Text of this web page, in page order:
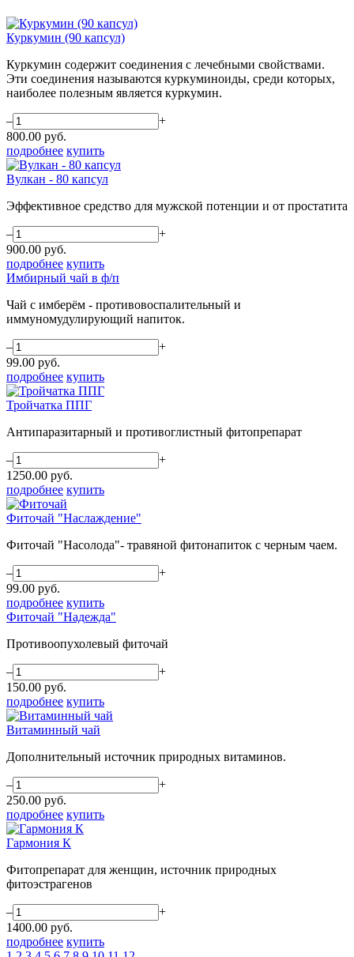
Куркумин (90 капсул)
Куркумин содержит соединения с лечебными свойствами.
Эти соединения называются куркуминоиды, среди которых,
наиболее полезным является куркумин.
–
+
800.00 руб.
подробнее купить
Вулкан - 80 капсул
Эффективное средство для мужской потенции и от простатита
–
+
900.00 руб.
подробнее купить
Имбирный чай в ф/п
Чай с имберём - противовоспалительный и
иммуномудулирующий напиток.
–
+
99.00 руб.
подробнее купить
Тройчатка ППГ
Антипаразитарный и противоглистный фитопрепарат
–
+
1250.00 руб.
подробнее купить
Фиточай "Наслаждение"
Фиточай "Насолода"- травяной фитонапиток с черным чаем.
–
+
99.00 руб.
подробнее купить
Фиточай "Надежда"
Противоопухолевый фиточай
–
+
150.00 руб.
подробнее купить
Витаминный чай
Дополнительный источник природных витаминов.
–
+
250.00 руб.
подробнее купить
Гармония К
Фитопрепарат для женщин, источник природных
фитоэстрагенов
–
+
1400.00 руб.
подробнее купить